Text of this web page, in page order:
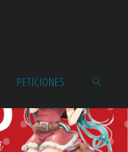
PETICIONES
BUSCAR